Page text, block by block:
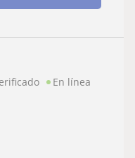
En línea